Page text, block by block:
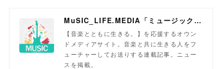
MuSIC_LIFE.MEDIA「ミュージックライフメディア」
【音楽とともに生きる。】を応援するオウン
ドメディアサイト。音楽と共に生きる人をフ
ューチャーしてお送りする連載記事。ニュー
スを掲載。